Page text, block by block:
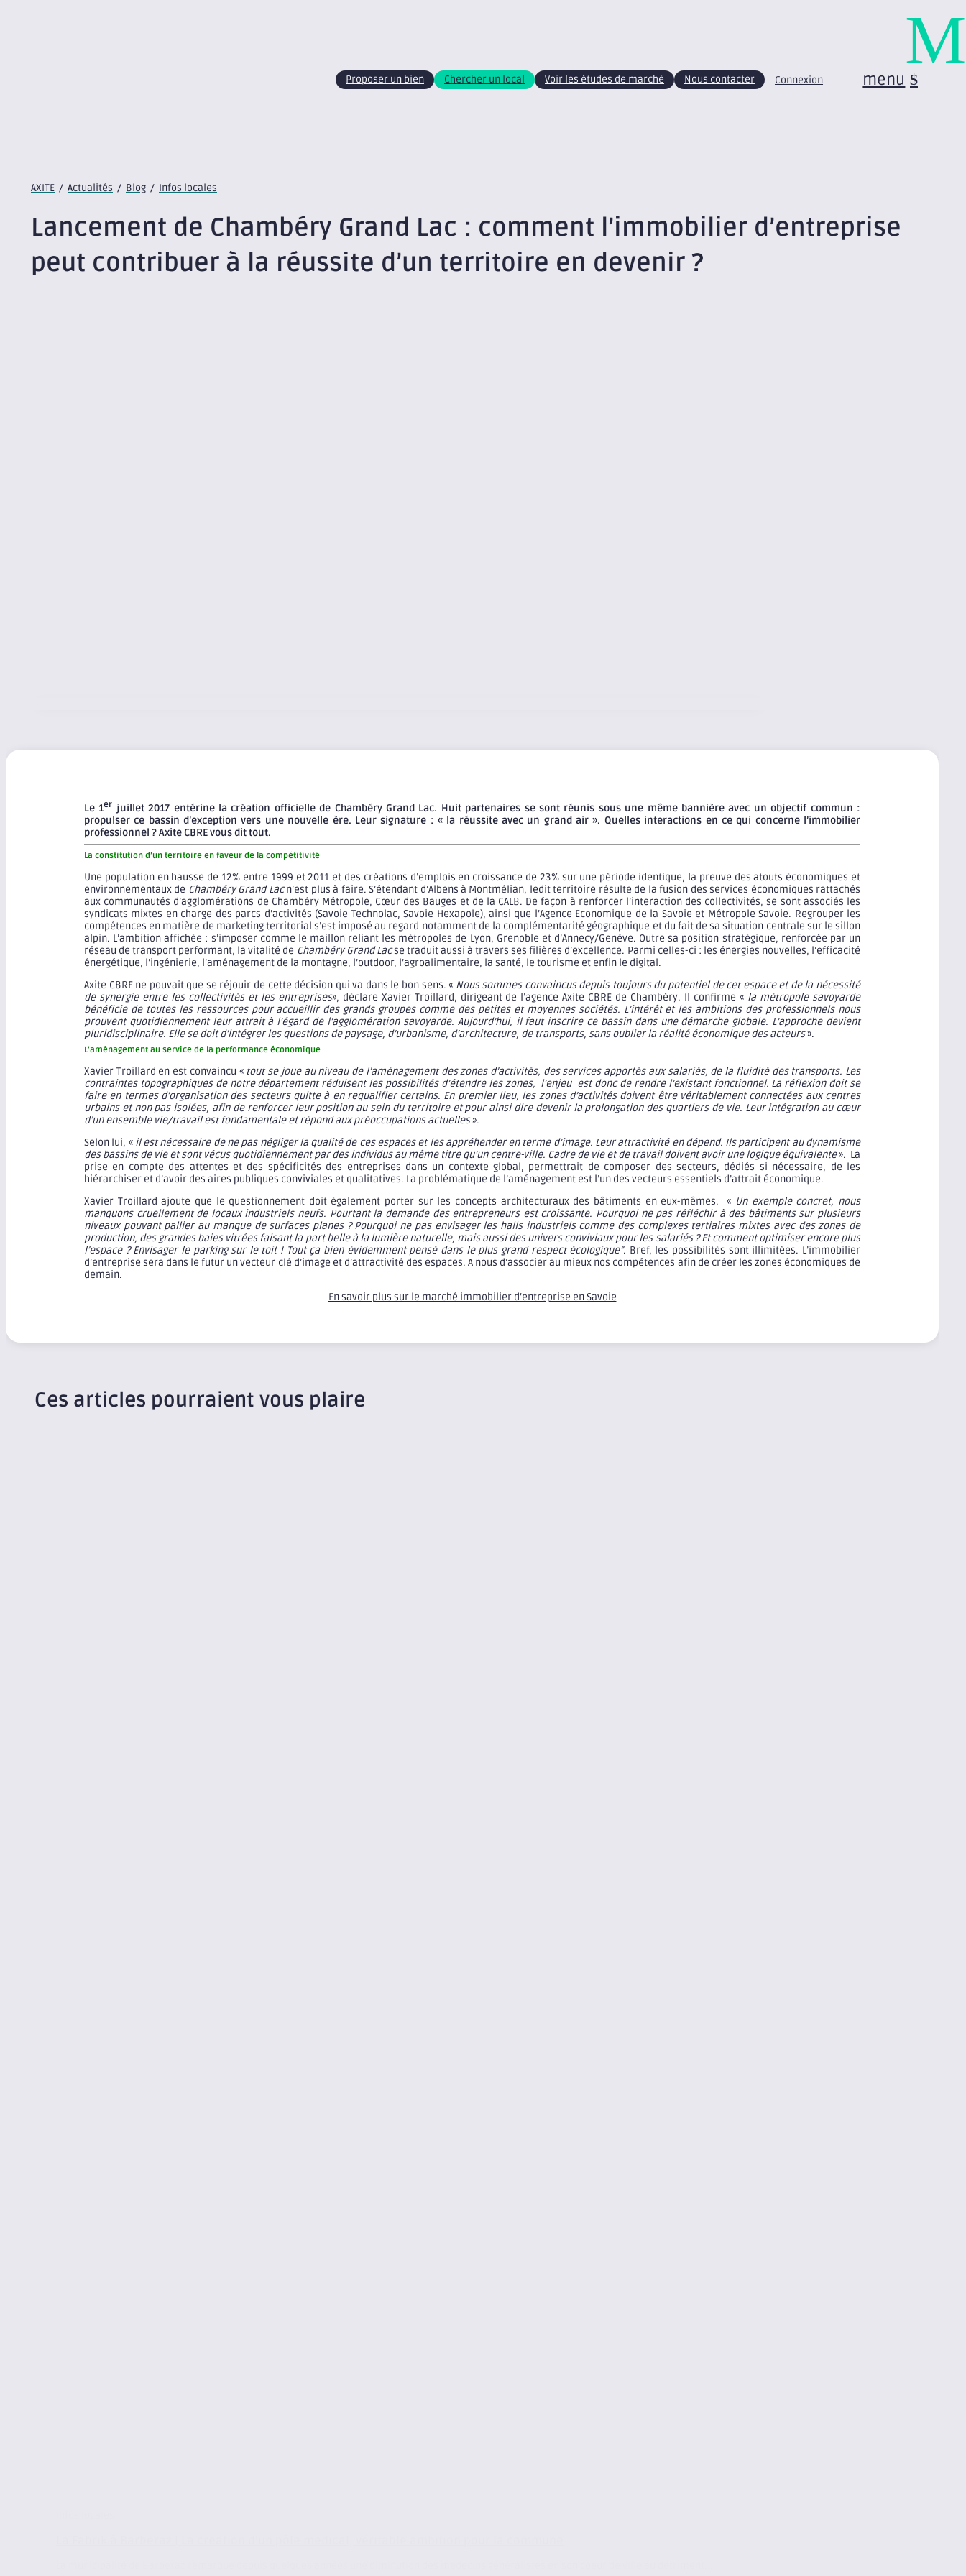
Proposer un bien Chercher un local Voir les études de marché Nous contacter Connexion menu
AXITE / Actualités / Blog / Infos locales
Lancement de Chambéry Grand Lac : comment l’immobilier d’entreprise
peut contribuer à la réussite d’un territoire en devenir ?
Le 1er juillet 2017 entérine la création officielle de Chambéry Grand Lac. Huit partenaires se sont réunis sous une même bannière avec un objectif commun :
propulser ce bassin d’exception vers une nouvelle ère. Leur signature : « la réussite avec un grand air ». Quelles interactions en ce qui concerne l’immobilier
professionnel ? Axite CBRE vous dit tout.
La constitution d’un territoire en faveur de la compétitivité
Une population en hausse de 12% entre 1999 et 2011 et des créations d’emplois en croissance de 23% sur une période identique, la preuve des atouts économiques et
environnementaux de Chambéry Grand Lacn’est plus à faire. S’étendant d’Albens à Montmélian, ledit territoire résulte de la fusion des services économiques rattachés
aux communautés d’agglomérations de Chambéry Métropole, Cœur des Bauges et de la CALB. De façon à renforcer l’interaction des collectivités, se sont associés les
syndicats mixtes en charge des parcs d’activités (Savoie Technolac, Savoie Hexapole), ainsi que l’Agence Economique de la Savoie et Métropole Savoie. Regrouper les
compétences en matière de marketing territorial s’est imposé au regard notamment de la complémentarité géographique et du fait de sa situation centrale sur le sillon
alpin. L’ambition affichée : s’imposer comme le maillon reliant les métropoles de Lyon, Grenoble et d’Annecy/Genève. Outre sa position stratégique, renforcée par un
réseau de transport performant, la vitalité de Chambéry Grand Lacse traduit aussi à travers ses filières d’excellence. Parmi celles-ci : les énergies nouvelles, l’efficacité
énergétique, l’ingénierie, l’aménagement de la montagne, l’outdoor, l’agroalimentaire, la santé, le tourisme et enfin le digital.
Axite CBRE ne pouvait que se réjouir de cette décision qui va dans le bon sens. « Nous sommes convaincus depuis toujours du potentiel de cet espace et de la nécessité
de synergie entre les collectivités et les entreprises», déclare Xavier Troillard, dirigeant de l’agence Axite CBRE de Chambéry. Il confirme « la métropole savoyarde
bénéficie de toutes les ressources pour accueillir des grands groupes comme des petites et moyennes sociétés. L’intérêt et les ambitions des professionnels nous
prouvent quotidiennement leur attrait à l’égard de l’agglomération savoyarde. Aujourd’hui, il faut inscrire ce bassin dans une démarche globale. L’approche devient
pluridisciplinaire. Elle se doit d’intégrer les questions de paysage, d’urbanisme, d’architecture, de transports, sans oublier la réalité économique des acteurs».
L’aménagement au service de la performance économique
Xavier Troillard en est convaincu «tout se joue au niveau de l’aménagement des zones d’activités, des services apportés aux salariés, de la fluidité des transports. Les
contraintes topographiques de notre département réduisent les possibilités d’étendre les zones, l’enjeu est donc de rendre l’existant fonctionnel. La réflexion doit se
faire en termes d’organisation des secteurs quitte à en requalifier certains. En premier lieu, les zones d’activités doivent être véritablement connectées aux centres
urbains et non pas isolées, afin de renforcer leur position au sein du territoire et pour ainsi dire devenir la prolongation des quartiers de vie. Leur intégration au cœur
d’un ensemble vie/travail est fondamentale et répond aux préoccupations actuelles».
Selon lui, «il est nécessaire de ne pas négliger la qualité de ces espaces et les appréhender en terme d’image. Leur attractivité en dépend. Ils participent au dynamisme
des bassins de vie et sont vécus quotidiennement par des individus au même titre qu’un centre-ville. Cadre de vie et de travail doivent avoir une logique équivalente». La
prise en compte des attentes et des spécificités des entreprises dans un contexte global, permettrait de composer des secteurs, dédiés si nécessaire, de les
hiérarchiser et d’avoir des aires publiques conviviales et qualitatives. La problématique de l’aménagement est l’un des vecteurs essentiels d’attrait économique.
Xavier Troillard ajoute que le questionnement doit également porter sur les concepts architecturaux des bâtiments en eux-mêmes. « Un exemple concret, nous
manquons cruellement de locaux industriels neufs. Pourtant la demande des entrepreneurs est croissante. Pourquoi ne pas réfléchir à des bâtiments sur plusieurs
niveaux pouvant pallier au manque de surfaces planes ? Pourquoi ne pas envisager les halls industriels comme des complexes tertiaires mixtes avec des zones de
production, des grandes baies vitrées faisant la part belle à la lumière naturelle, mais aussi des univers conviviaux pour les salariés ? Et comment optimiser encore plus
l’espace ? Envisager le parking sur le toit ! Tout ça bien évidemment pensé dans le plus grand respect écologique”. Bref, les possibilités sont illimitées. L’immobilier
d’entreprise sera dans le futur un vecteur clé d’image et d’attractivité des espaces. A nous d’associer au mieux nos compétences afin de créer les zones économiques de
demain.
En savoir plus sur le marché immobilier d’entreprise en Savoie
Ces articles pourraient vous plaire
M